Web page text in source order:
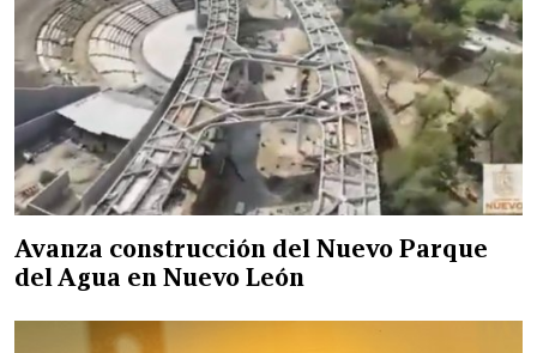
Avanza construcción del Nuevo Parque
del Agua en Nuevo León